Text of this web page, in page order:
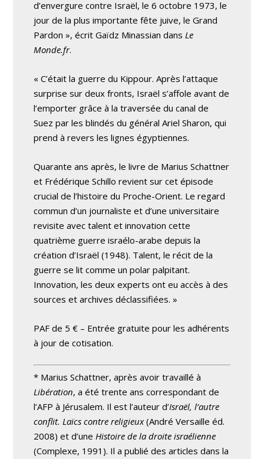
d’envergure contre Israël, le 6 octobre 1973, le
jour de la plus importante fête juive, le Grand
Pardon », écrit Gaïdz Minassian dans Le
Monde.fr.
« C’était la guerre du Kippour. Après l’attaque
surprise sur deux fronts, Israël s’affole avant de
l’emporter grâce à la traversée du canal de
Suez par les blindés du général Ariel Sharon, qui
prend à revers les lignes égyptiennes.
Quarante ans après, le livre de Marius Schattner
et Frédérique Schillo revient sur cet épisode
crucial de l’histoire du Proche-Orient. Le regard
commun d’un journaliste et d’une universitaire
revisite avec talent et innovation cette
quatrième guerre israélo-arabe depuis la
création d’Israël (1948). Talent, le récit de la
guerre se lit comme un polar palpitant.
Innovation, les deux experts ont eu accès à des
sources et archives déclassifiées. »
PAF de 5 € – Entrée gratuite pour les adhérents
à jour de cotisation.
* Marius Schattner, après avoir travaillé à
Libération, a été trente ans correspondant de
l’AFP à Jérusalem. Il est l’auteur d’Israël, l’autre
conflit. Laïcs contre religieux(André Versaille éd.
2008) et d’uneHistoire de la droite israélienne
(Complexe, 1991). Il a publié des articles dans la